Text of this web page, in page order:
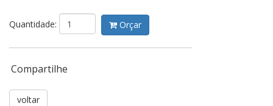
Quantidade: Orçar
Compartilhe
voltar